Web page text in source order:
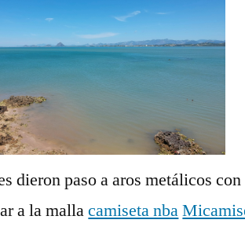
dieron paso a aros metálicos
a la mallacamiseta nba